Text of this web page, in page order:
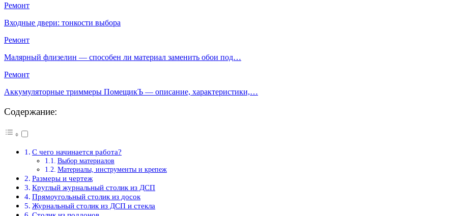
Ремонт
Входные двери: тонкости выбора
Ремонт
Малярный флизелин — способен ли материал заменить обои под…
Ремонт
Аккумуляторные триммеры ПомещикЪ — описание, характеристики,…
Содержание:
С чего начинается работа?
Выбор материалов
Материалы, инструменты и крепеж
Размеры и чертеж
Круглый журнальный столик из ДСП
Прямоугольный столик из досок
Журнальный столик из ДСП и стекла